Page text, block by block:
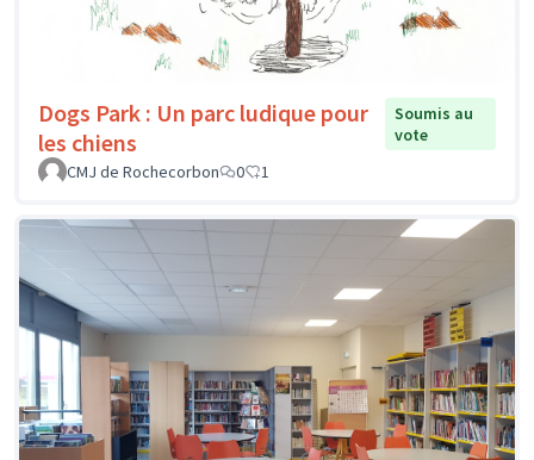
Dogs Park : Un parc ludique pour
les chiens
Soumis au
vote
CMJ de Rochecorbon
0 1